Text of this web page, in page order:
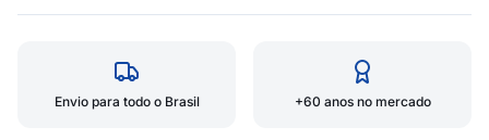
Envio para todo o Brasil +60 anos no mercado